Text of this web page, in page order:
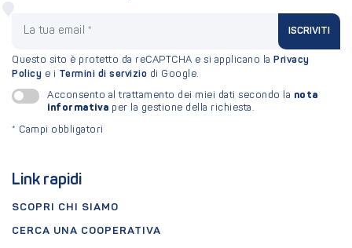
Link rapidi
SCOPRI CHI SIAMO
CERCA UNA COOPERATIVA
ISCRIVITI
Questo sito è protetto da reCAPTCHA e si applicano la Privacy
Policy e i Termini di servizio di Google.
Acconsento al trattamento dei miei dati secondo la nota
informativa per la gestione della richiesta.
* Campi obbligatori